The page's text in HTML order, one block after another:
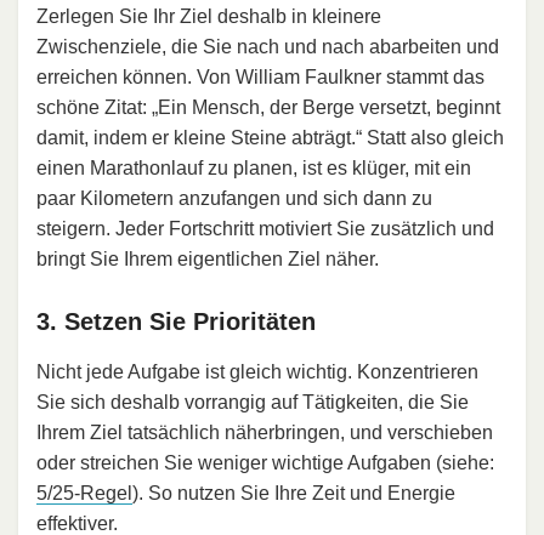
Zerlegen Sie Ihr Ziel deshalb in kleinere
Zwischenziele, die Sie nach und nach abarbeiten und
erreichen können. Von William Faulkner stammt das
schöne Zitat: „Ein Mensch, der Berge versetzt, beginnt
damit, indem er kleine Steine abträgt.“ Statt also gleich
einen Marathonlauf zu planen, ist es klüger, mit ein
paar Kilometern anzufangen und sich dann zu
steigern. Jeder Fortschritt motiviert Sie zusätzlich und
bringt Sie Ihrem eigentlichen Ziel näher.
3. Setzen Sie Prioritäten
Nicht jede Aufgabe ist gleich wichtig. Konzentrieren
Sie sich deshalb vorrangig auf Tätigkeiten, die Sie
Ihrem Ziel tatsächlich näherbringen, und verschieben
oder streichen Sie weniger wichtige Aufgaben (siehe:
5/25-Regel ). So nutzen Sie Ihre Zeit und Energie
effektiver.